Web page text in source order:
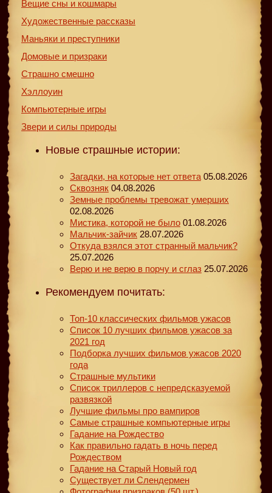
Вещие сны и кошмары
Художественные рассказы
Маньяки и преступники
Домовые и призраки
Страшно смешно
Хэллоуин
Компьютерные игры
Звери и силы природы
Новые страшные истории:
Загадки, на которые нет ответа 05.08.2026
Сквозняк 04.08.2026
Земные проблемы тревожат умерших
02.08.2026
Мистика, которой не было 01.08.2026
Мальчик-зайчик 28.07.2026
Откуда взялся этот странный мальчик?
25.07.2026
Верю и не верю в порчу и сглаз 25.07.2026
Рекомендуем почитать:
Топ-10 классических фильмов ужасов
Список 10 лучших фильмов ужасов за
2021 год
Подборка лучших фильмов ужасов 2020
года
Страшные мультики
Список триллеров с непредсказуемой
развязкой
Лучшие фильмы про вампиров
Самые страшные компьютерные игры
Гадание на Рождество
Как правильно гадать в ночь перед
Рождеством
Гадание на Старый Новый год
Существует ли Слендермен